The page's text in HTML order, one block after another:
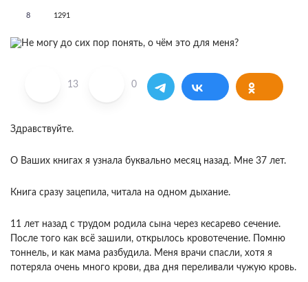
8 1291
13 0
Здравствуйте.
О Ваших книгах я узнала буквально месяц назад. Мне 37 лет.
Книга сразу зацепила, читала на одном дыхание.
11 лет назад с трудом родила сына через кесарево сечение.
После того как всё зашили, открылось кровотечение. Помню
тоннель, и как мама разбудила. Меня врачи спасли, хотя я
потеряла очень много крови, два дня переливали чужую кровь.